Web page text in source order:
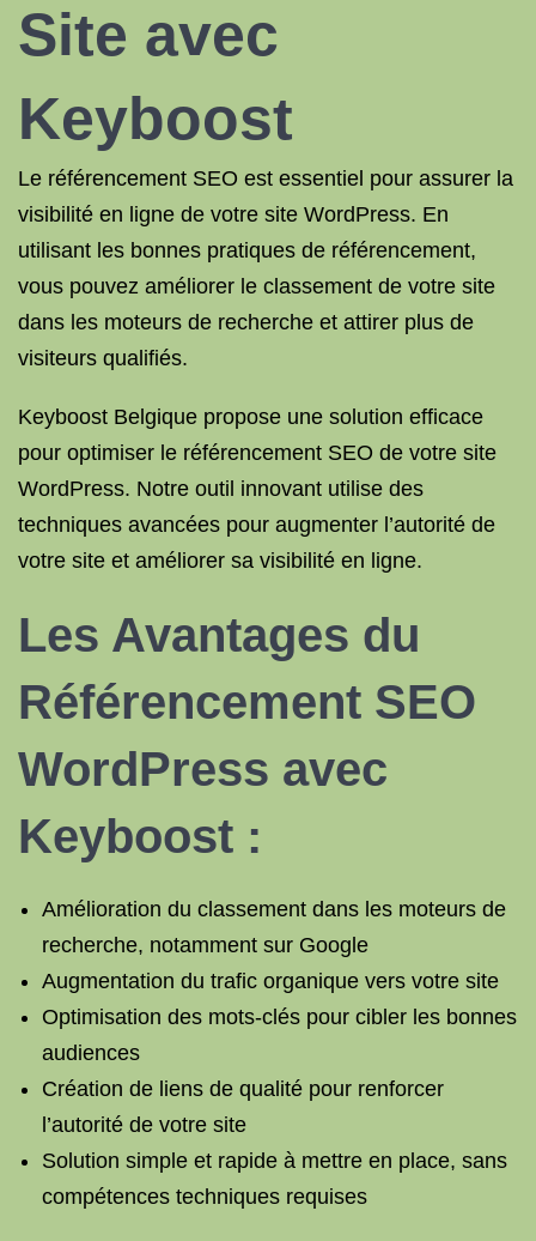
Site avec
Keyboost
Le référencement SEO est essentiel pour assurer la
visibilité en ligne de votre site WordPress. En
utilisant les bonnes pratiques de référencement,
vous pouvez améliorer le classement de votre site
dans les moteurs de recherche et attirer plus de
visiteurs qualifiés.
Keyboost Belgique propose une solution efficace
pour optimiser le référencement SEO de votre site
WordPress. Notre outil innovant utilise des
techniques avancées pour augmenter l’autorité de
votre site et améliorer sa visibilité en ligne.
Les Avantages du
Référencement SEO
WordPress avec
Keyboost :
Amélioration du classement dans les moteurs de
recherche, notamment sur Google
Augmentation du trafic organique vers votre site
Optimisation des mots-clés pour cibler les bonnes
audiences
Création de liens de qualité pour renforcer
l’autorité de votre site
Solution simple et rapide à mettre en place, sans
compétences techniques requises